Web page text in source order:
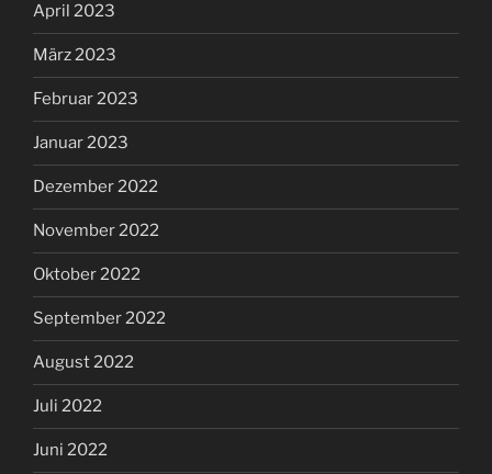
April 2023
März 2023
Februar 2023
Januar 2023
Dezember 2022
November 2022
Oktober 2022
September 2022
August 2022
Juli 2022
Juni 2022